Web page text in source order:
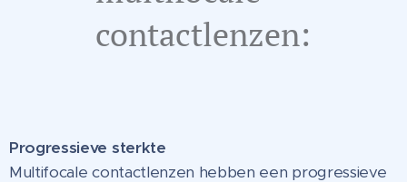
contactlenzen:
Progressieve sterkte
Multifocale contactlenzen hebben een progressieve